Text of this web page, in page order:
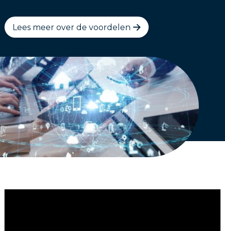
Lees meer over de voordelen